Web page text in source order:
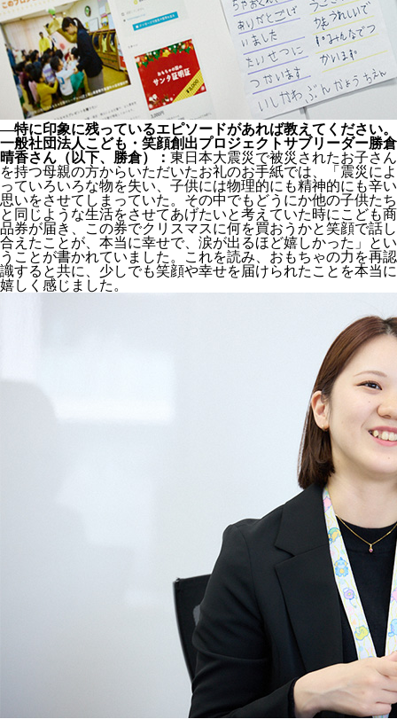
―特に印象に残っているエピソードがあれば教えてください。
一般社団法人こども・笑顔創出プロジェクトサブリーダー勝倉
晴香さん（以下、勝倉）： 東日本大震災で被災されたお子さん
を持つ母親の方からいただいたお礼のお手紙では、「震災によ
っていろいろな物を失い、子供には物理的にも精神的にも辛い
思いをさせてしまっていた。その中でもどうにか他の子供たち
と同じような生活をさせてあげたいと考えていた時にこども商
品券が届き、この券でクリスマスに何を買おうかと笑顔で話し
合えたことが、本当に幸せで、涙が出るほど嬉しかった」とい
うことが書かれていました。これを読み、おもちゃの力を再認
識すると共に、少しでも笑顔や幸せを届けられたことを本当に
嬉しく感じました。